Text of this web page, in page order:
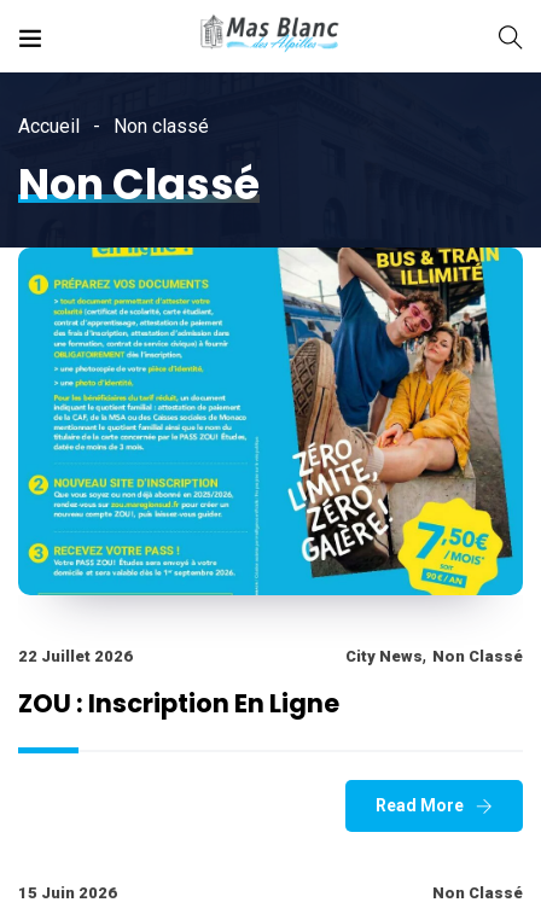
Accueil Non classé
Non Classé
22 Juillet 2026 City News, Non Classé
ZOU : Inscription En Ligne
Read More
15 Juin 2026 Non Classé